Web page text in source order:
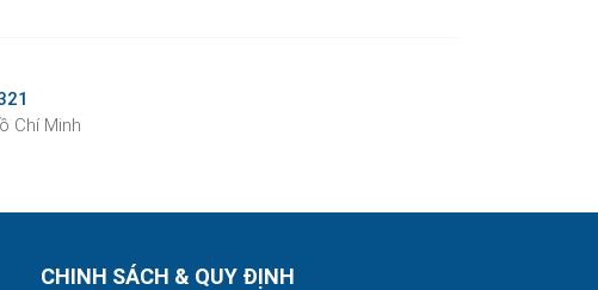
Chí Minh
CHINH SÁCH & QUY ĐỊNH